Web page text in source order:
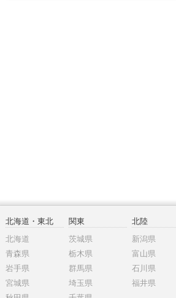
北海道・東北
北海道
青森県
岩手県
宮城県
関東
茨城県
栃木県
群馬県
埼玉県
北陸
新潟県
富山県
石川県
福井県